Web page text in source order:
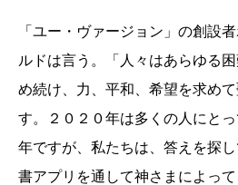
「ユー・ヴァージョン」の創設
ルドは言う。「人々はあらゆる
め続け、力、平和、希望を求め
す。２０２０年は多くの人にと
年ですが、私たちは、答えを探
書アプリを通して神さまによっ